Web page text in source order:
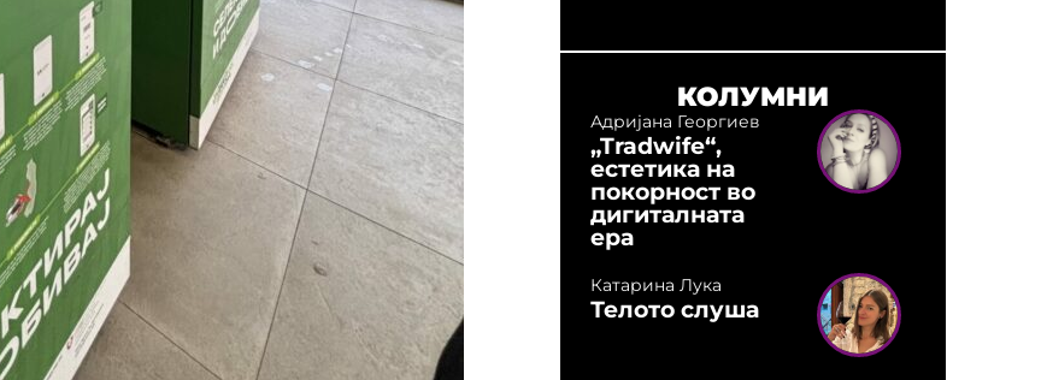
КОЛУМНИ
Адријана Георгиев
„Tradwife“,
естетика на
покорност во
дигиталната
ера
Катарина Лука
Телото слуша